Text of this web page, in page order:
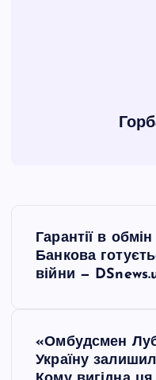
Гарантії в
Банкова
війни —
«Омбудсмен
Україну